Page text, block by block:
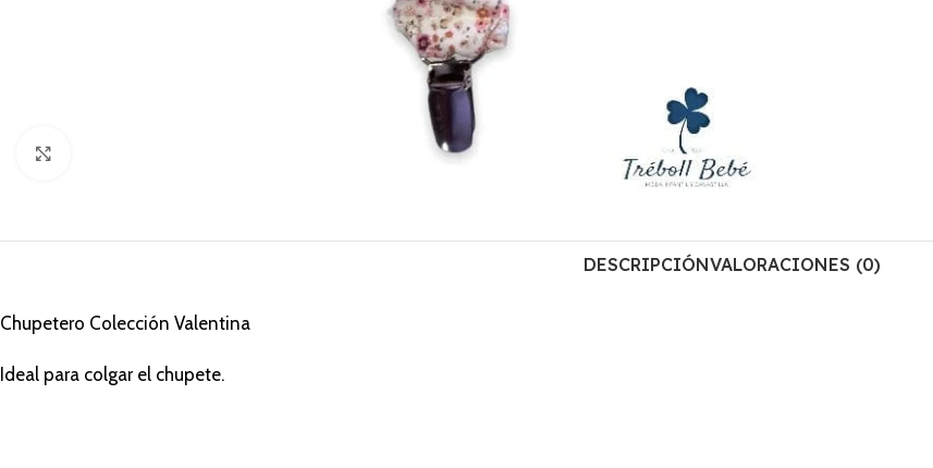
DESCRIPCIÓNVALORACIONES (0)
Chupetero Colección Valentina
Ideal para colgar el chupete.